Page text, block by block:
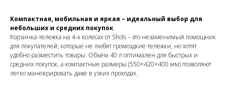
Компактная, мобильная и яркая – идеальный выбор для
небольших и средних покупок
Корзинка-тележка на 4-х колесах от Shols – это незаменимый помощник
для покупателей, которые не любят громоздкие тележки, но хотят
удобно разместить товары. Объём 40 л оптимален для быстрых и
средних покупок, а компактные размеры (550×420×400 мм) позволяют
легко маневрировать даже в узких проходах.